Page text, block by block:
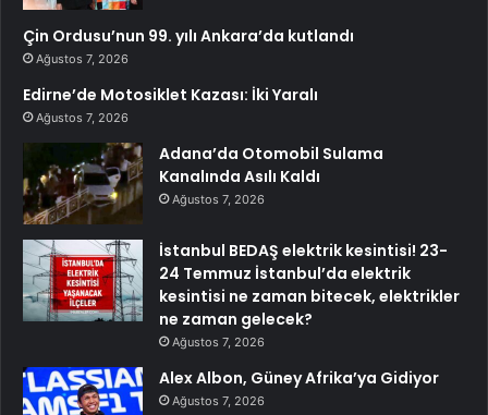
Çin Ordusu’nun 99. yılı Ankara’da kutlandı
Ağustos 7, 2026
Edirne’de Motosiklet Kazası: İki Yaralı
Ağustos 7, 2026
Adana’da Otomobil Sulama
Kanalında Asılı Kaldı
Ağustos 7, 2026
İstanbul BEDAŞ elektrik kesintisi! 23-
24 Temmuz İstanbul’da elektrik
kesintisi ne zaman bitecek, elektrikler
ne zaman gelecek?
Ağustos 7, 2026
Alex Albon, Güney Afrika’ya Gidiyor
Ağustos 7, 2026